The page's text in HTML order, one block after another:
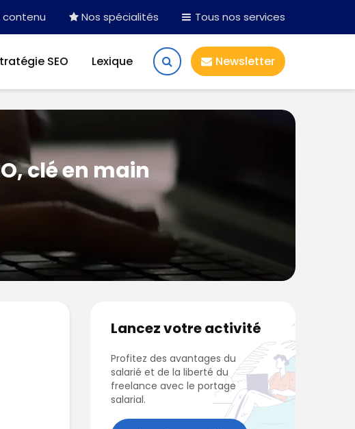
Nos spécialités Tous nos services
SEO Lexique Newsletter
clé en main
Lancez votre activité
Profitez des avantages du
salarié et de la liberté du
freelance avec le portage
salarial.